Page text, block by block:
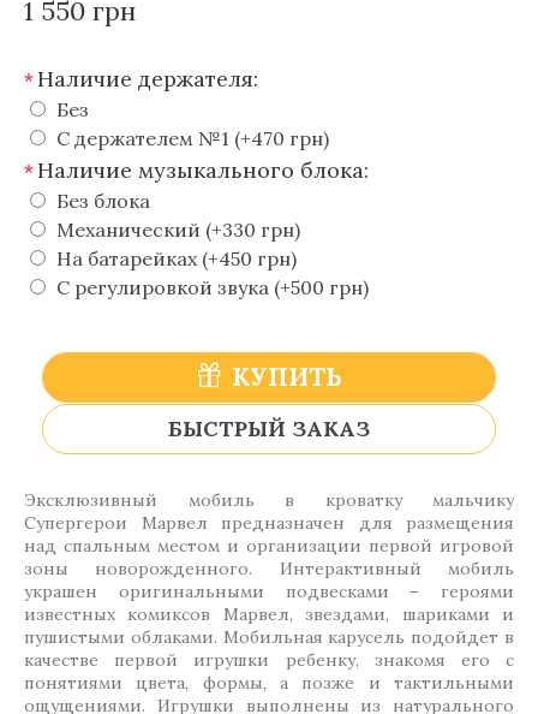
1 550 грн
*Наличие держателя:
Без
С держателем №1 (+470 грн)
*Наличие музыкального блока:
Без блока
Механический (+330 грн)
На батарейках (+450 грн)
С регулировкой звука (+500 грн)
КУПИТЬ
БЫСТРЫЙ ЗАКАЗ
Эксклюзивный мобиль в кроватку мальчику
Супергерои Марвел предназначен для размещения
над спальным местом и организации первой игровой
зоны новорожденного. Интерактивный мобиль
украшен оригинальными подвесками – героями
известных комиксов Марвел, звездами, шариками и
пушистыми облаками. Мобильная карусель подойдет в
качестве первой игрушки ребенку, знакомя его с
понятиями цвета, формы, а позже и тактильными
ощущениями. Игрушки выполнены из натурального